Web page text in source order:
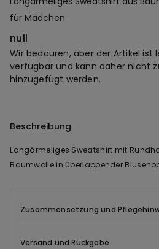
für Mädchen
null
Wir bedauren, aber der Artikel ist
verfügbar und kann daher nicht
hinzugefügt werden.
Beschreibung
Langärmeliges Sweatshirt mit
Baumwolle in überlappender
Zusammensetzung und
Versand und Rückgabe